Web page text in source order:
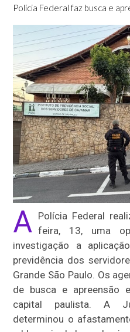
Polícia Federal faz busca e
A Polícia Federal
feira, 13, uma
investigação a
previdência dos
Grande São Paulo. Os
de busca e apreensão
capital paulista. A
determinou o